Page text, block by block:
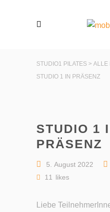
STUDIO1 PILATES > ALLE
STUDIO 1 IN PRÄSENZ
STUDIO 1
PRÄSENZ
5. August 2022
11
likes
Liebe